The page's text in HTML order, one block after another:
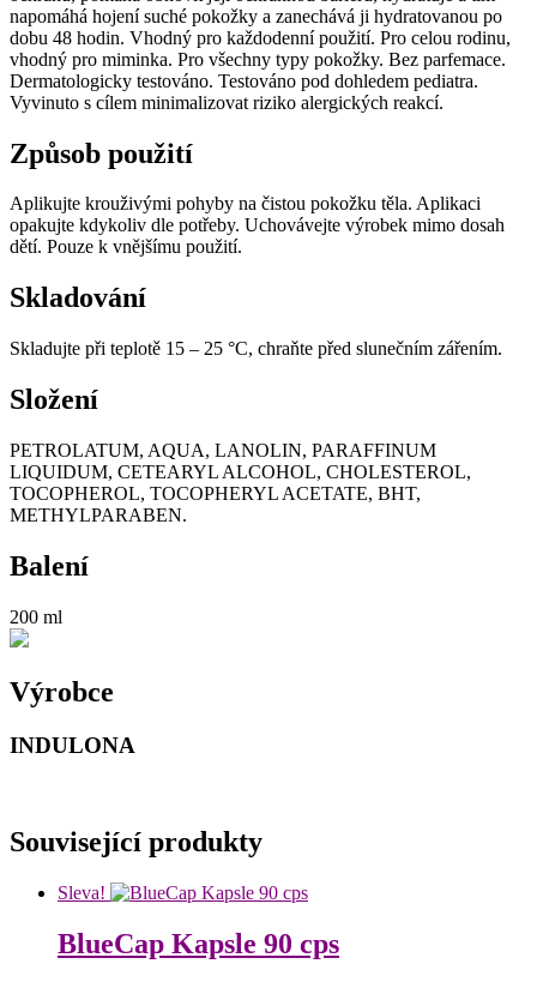
napomáhá hojení suché pokožky a zanechává ji hydratovanou po
dobu 48 hodin. Vhodný pro každodenní použití. Pro celou rodinu,
vhodný pro miminka. Pro všechny typy pokožky. Bez parfemace.
Dermatologicky testováno. Testováno pod dohledem pediatra.
Vyvinuto s cílem minimalizovat riziko alergických reakcí.
Způsob použití
Aplikujte krouživými pohyby na čistou pokožku těla. Aplikaci
opakujte kdykoliv dle potřeby. Uchovávejte výrobek mimo dosah
dětí. Pouze k vnějšímu použití.
Skladování
Skladujte při teplotě 15 – 25 °C, chraňte před slunečním zářením.
Složení
PETROLATUM, AQUA, LANOLIN, PARAFFINUM
LIQUIDUM, CETEARYL ALCOHOL, CHOLESTEROL,
TOCOPHEROL, TOCOPHERYL ACETATE, BHT,
METHYLPARABEN.
Balení
200 ml
Výrobce
INDULONA
Související produkty
Sleva!
BlueCap Kapsle 90 cps